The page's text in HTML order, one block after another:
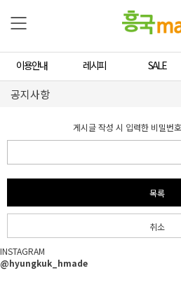
이용안내 레시피 SALE
공지사항
게시글 작성 시 입력한 비밀번
목록
취소
INSTAGRAM
@hyungkuk_hmade